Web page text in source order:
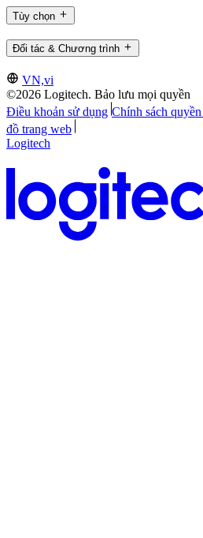
Tùy chọn
Đối tác & Chương trình
VN,vi
©2026 Logitech. Bảo lưu mọi quyền
Điều khoản sử dụng Chính sách
đồ trang web
Logitech